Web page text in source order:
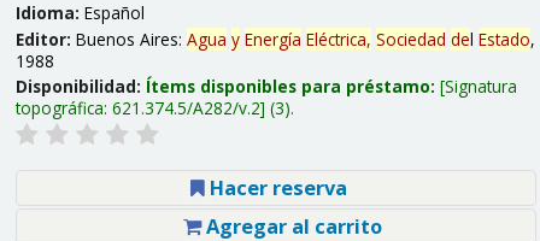
Idioma: Español
Editor: Buenos Aires: Agua y Energía Eléctrica, Sociedad del Estado,
1988
Disponibilidad: Ítems disponibles para préstamo: Signatura
topográfica: 621.374.5/A282/v.2 (3).
Hacer reserva
Agregar al carrito